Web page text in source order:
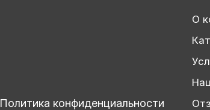
Политика конфиденциальности
О